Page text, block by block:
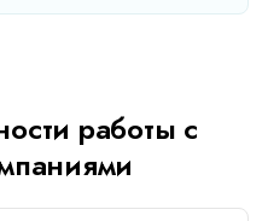
работы с